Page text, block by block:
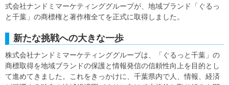
式会社ナンドミマーケティンググループが、地域ブランド「ぐるっ
と千葉」の商標権と著作権全てを正式に取得しました。
新たな挑戦への大きな一歩
株式会社ナンドミマーケティンググループは、「ぐるっと千葉」の
商標取得を地域ブランドの保護と情報発信の信頼性向上を目的とし
て進めてきました。これをきっかけに、千葉県内で人、情報、経済